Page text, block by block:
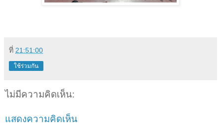
ที่ 21:51:00
ใช้ร่วมกัน
ไม่มีความคิดเห็น:
แสดงความคิดเห็น